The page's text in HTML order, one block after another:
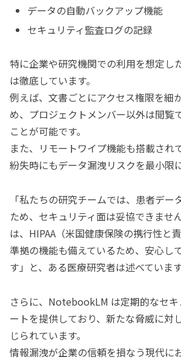
データの自動バックアップ機能
セキュリティ監査ログの記録
特に企業や研究機関での利用を想定し
は徹底しています。
例えば、文書ごとにアクセス権限を細
め、プロジェクトメンバー以外は閲覧
ことが可能です。
また、リモートワイプ機能も搭載され
紛失時にもデータ漏洩リスクを最小限
「私たちの研究チームでは、患者デー
ため、セキュリティ面は妥協できま
は、HIPAA（米国健康保険の携行性と
準拠の機能も備えているため、安心し
す」と、ある医療研究者は述べています
さらに、NotebookLM は定期的なセ
ートを提供しており、新たな脅威に対
じられています。
情報漏洩が企業の信頼を損なう現代に